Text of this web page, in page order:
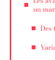
un
Des